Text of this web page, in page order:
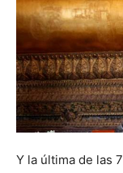
Y la última de las